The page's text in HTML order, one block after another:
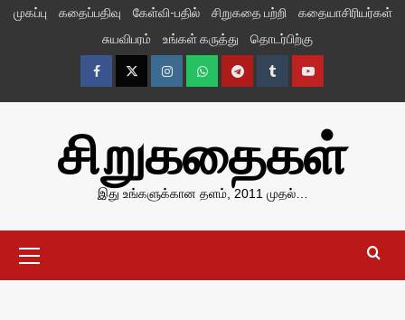
Skipமுகப்பு கதைப்பதிவு கேள்வி-பதில் சிறுகதை பற்றி
கதையாசிரியர்கள்
சுயவிபரம்
உங்கள் கருத்து தொடர்பிற்கு
FacebookTwitterInstagramWhatsappTelegramTumblrYouTube
சிறுகதைகள்
இது உங்களுக்கான தளம், 2011 முதல்…
Menu